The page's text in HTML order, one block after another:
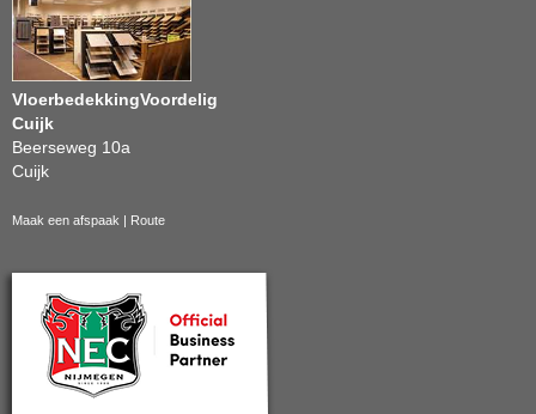
VloerbedekkingVoordelig
Cuijk
Beerseweg 10a
Cuijk
Maak een afspaak Route